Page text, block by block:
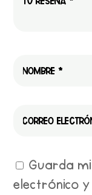
Guarda
electrónico